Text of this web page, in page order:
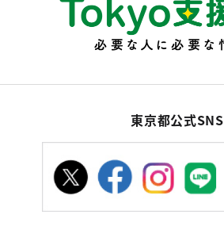
東京都公式SNS